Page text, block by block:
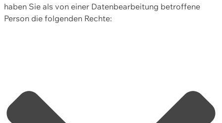
haben Sie als von einer Datenbearbeitung betroffene
Person die folgenden Rechte: